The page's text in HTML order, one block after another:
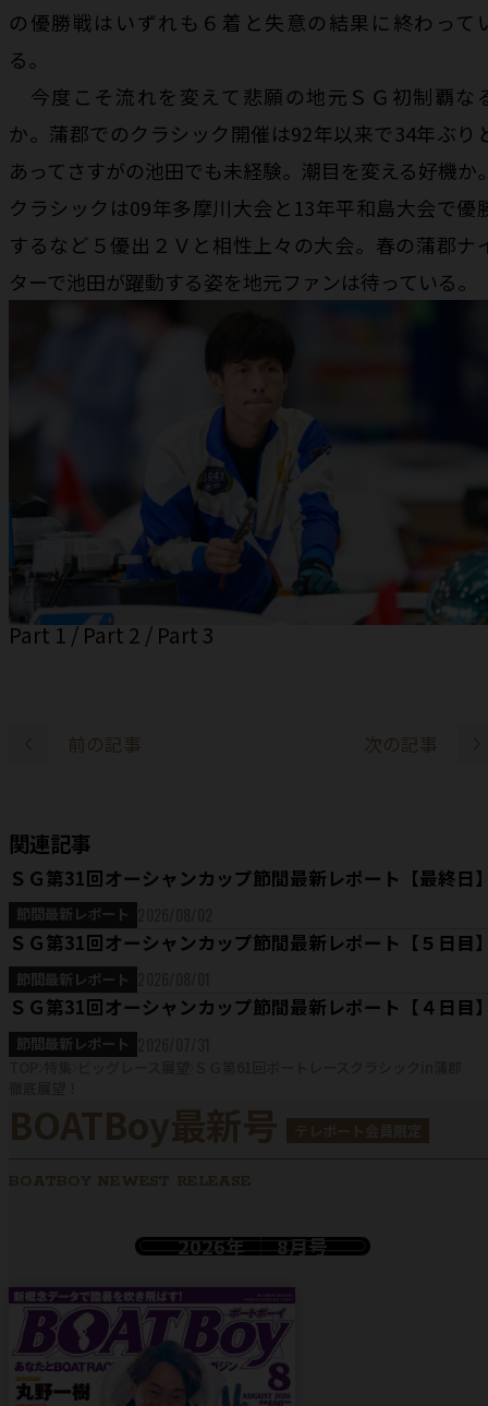
の優勝戦はいずれも６着と失意の結果に終わって
る。
今度こそ流れを変えて悲願の地元ＳＧ初制覇な
か。蒲郡でのクラシック開催は92年以来で34年ぶり
あってさすがの池田でも未経験。潮目を変える好機か
クラシックは09年多摩川大会と13年平和島大会で優
するなど５優出２Ｖと相性上々の大会。春の蒲郡ナ
ターで池田が躍動する姿を地元ファンは待っている。
Part 1/Part 2 / Part 3
前の記事 次の記事
関連記事
ＳＧ第31回オーシャンカップ節間最新レポート【最終日
節間最新レポート
ＳＧ第31回オーシャンカップ節間最新レポート【５日目
節間最新レポート
ＳＧ第31回オーシャンカップ節間最新レポート【４日目
節間最新レポート
BOATBoy最新号
BOATBOY NEWEST RELEASE
2026年 8月号